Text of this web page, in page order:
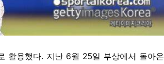
활용했다. 지난 6월 25일 부상에서 돌아온